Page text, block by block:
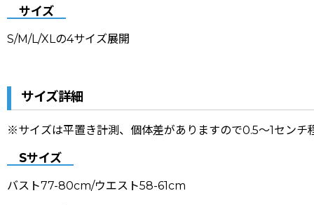
サイズ
S/M/L/XLの4サイズ展開
サイズ詳細
※サイズは平置き計測、個体差がありますので0.5〜1センチ
Sサイズ
バスト77-80cm/ウエスト58-61cm